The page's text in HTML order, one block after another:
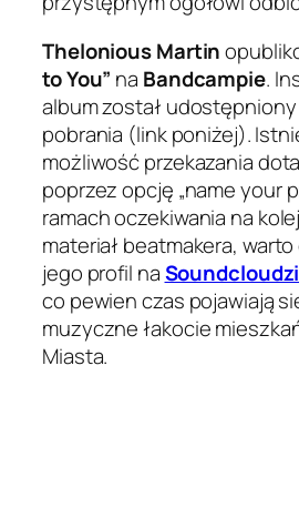
Thelonious Martin
to You” na Bandcampie.
album został
pobrania (link poniżej).
możliwość przekazania
poprzez opcję „name your
ramach oczekiwania na
materiał beatmakera,
jego profil na
co pewien czas pojawiają
muzyczne łakocie
Miasta.